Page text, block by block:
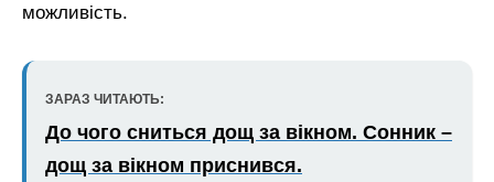
можливість.
ЗАРАЗ ЧИТАЮТЬ:
До чого сниться дощ за вікном. Сонник –
дощ за вікном приснився.